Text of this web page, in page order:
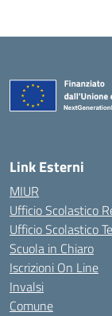
Link Esterni
MIUR
Ufficio Scolastico
Ufficio Scolastico
Scuola in Chiaro
Iscrizioni On Line
Invalsi
Comune